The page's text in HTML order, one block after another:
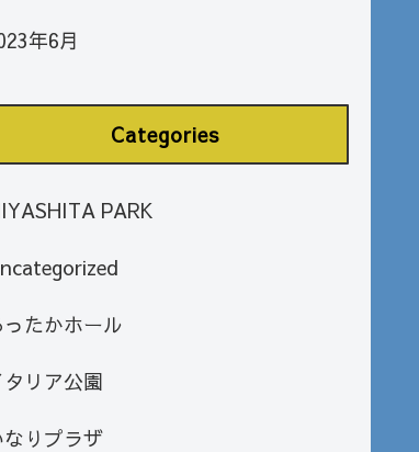
年6月
Categories
PARK
ったかホール
タリア公園
なりプラザ